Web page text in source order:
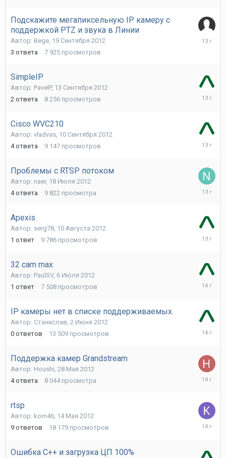
Подскажите мегапиксельную IP камеру с
поддержкой PTZ и звука в Линии
Автор: Bege 19 Сентября 2012
3 ответа 7 925 просмотров
20
SimpleIP
Автор: PavelP, 13 Сентября 2012
2 ответа 8 256 просмотров
14
Cisco WVC210
Автор: vladvas 10 Сентября 2012
4 ответа 9 147 просмотров
11
Проблемы с RTSP потоком
Автор: naer, 18 Июля 2012
4 ответа 9 822 просмотра
13
Apexis
Автор: serg78 10 Августа 2012
1 ответ 9 786 просмотров
11
32 cam max
Автор: PaulSV, 6 Июля 2012
1 ответ 7 508 просмотров
IP камеры нет в списке поддерживаемых.
Автор: Станислав 2 Июня 2012
0 ответов 13 509 просмотров
Поддержка камер Grandstream
Автор: Houshi 28 Мая 2012
4 ответа 8 044 просмотра
29
rtsp
Автор: kom46 14 Мая 2012
9 ответов 18 179 просмотров
16
Ошибка С++ и загрузка ЦП 100%